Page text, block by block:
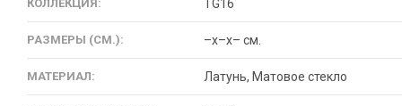
КОЛЛЕКЦИЯ: TG16
РАЗМЕРЫ (СМ.): –x–x– см.
МАТЕРИАЛ: Латунь, Матовое стекло